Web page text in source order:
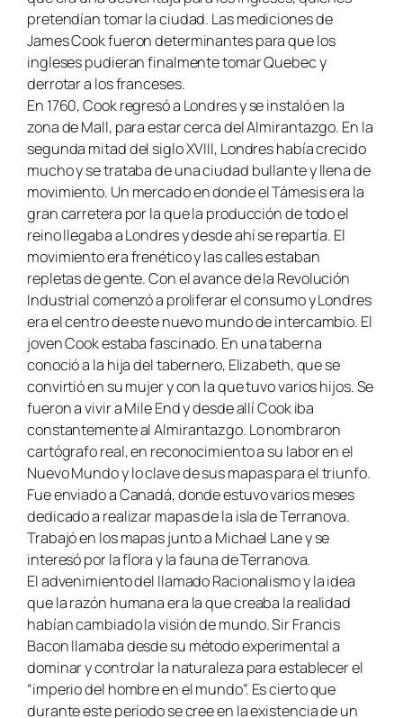
pretendían tomar la ciudad. Las mediciones de
James Cook fueron determinantes para que los
ingleses pudieran finalmente tomar Quebec y
derrotar a los franceses.
En 1760, Cook regresó a Londres y se instaló en la
zona de Mall, para estar cerca del Almirantazgo. En la
segunda mitad del siglo XVIII, Londres había crecido
mucho y se trataba de una ciudad bullante y llena de
movimiento. Un mercado en donde el Támesis era la
gran carretera por la que la producción de todo el
reino llegaba a Londres y desde ahí se repartía. El
movimiento era frenético y las calles estaban
repletas de gente. Con el avance de la Revolución
Industrial comenzó a proliferar el consumo y Londres
era el centro de este nuevo mundo de intercambio. El
joven Cook estaba fascinado. En una taberna
conoció a la hija del tabernero, Elizabeth, que se
convirtió en su mujer y con la que tuvo varios hijos. Se
fueron a vivir a Mile End y desde allí Cook iba
constantemente al Almirantazgo. Lo nombraron
cartógrafo real, en reconocimiento a su labor en el
Nuevo Mundo y lo clave de sus mapas para el triunfo.
Fue enviado a Canadá, donde estuvo varios meses
dedicado a realizar mapas de la isla de Terranova.
Trabajó en los mapas junto a Michael Lane y se
interesó por la flora y la fauna de Terranova.
El advenimiento del llamado Racionalismo y la idea
que la razón humana era la que creaba la realidad
habían cambiado la visión de mundo. Sir Francis
Bacon llamaba desde su método experimental a
dominar y controlar la naturaleza para establecer el
“imperio del hombre en el mundo”. Es cierto que
durante este período se cree en la existencia de un